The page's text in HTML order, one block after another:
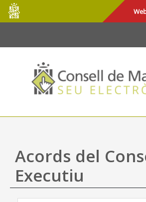
Salta al contingut principal
Consell
de
Mallorca
Acords del
Executiu